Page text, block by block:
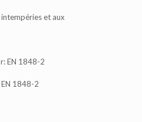
et aux
EN 1848-2
1848-2